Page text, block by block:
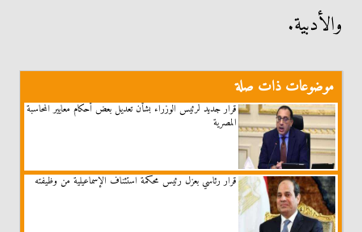
والأدبية.
موضوعات ذات صلة
قرار جديد لرئيس الوزراء بشأن تعديل بعض أحكام معايير المحاسبة
المصرية
قرار رئاسي بعزل رئيس محكمة استئناف الإسماعيلية من وظيفته